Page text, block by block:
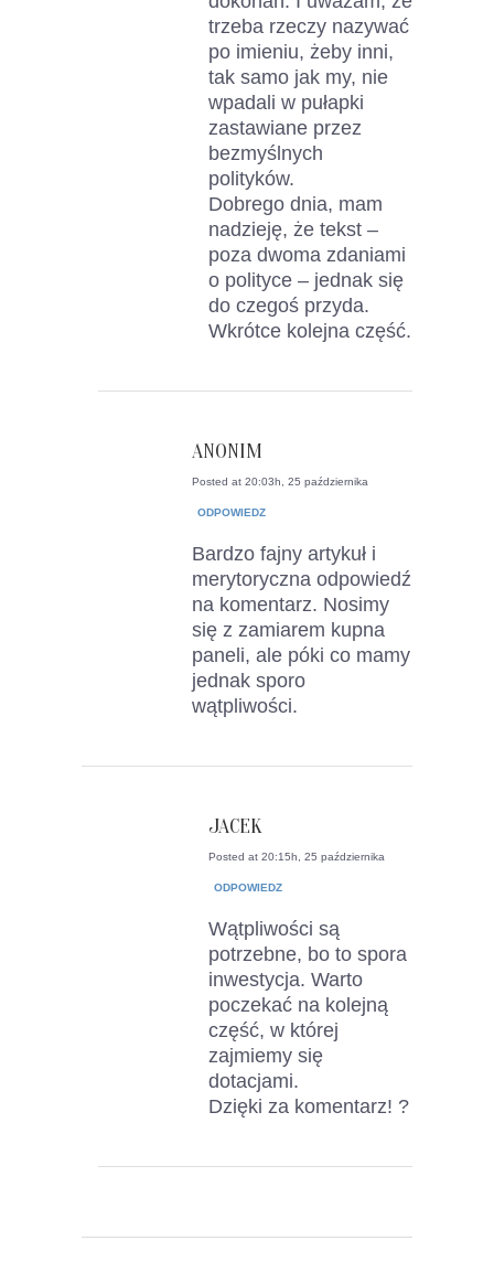
trzeba rzeczy nazywać
po imieniu, żeby inni,
tak samo jak my, nie
wpadali w pułapki
zastawiane przez
bezmyślnych
polityków.
Dobrego dnia, mam
nadzieję, że tekst –
poza dwoma zdaniami
o polityce – jednak się
do czegoś przyda.
Wkrótce kolejna część.
ANONIM
Posted at 20:03h, 25 października
ODPOWIEDZ
Bardzo fajny artykuł i
merytoryczna odpowiedź
na komentarz. Nosimy
się z zamiarem kupna
paneli, ale póki co mamy
jednak sporo
wątpliwości.
JACEK
Posted at 20:15h, 25 października
ODPOWIEDZ
Wątpliwości są
potrzebne, bo to spora
inwestycja. Warto
poczekać na kolejną
część, w której
zajmiemy się
dotacjami.
Dzięki za komentarz! ?